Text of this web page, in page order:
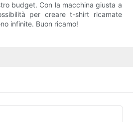
budget. Con la macchina giusta a
per creare t-shirt ricamate
infinite. Buon ricamo!